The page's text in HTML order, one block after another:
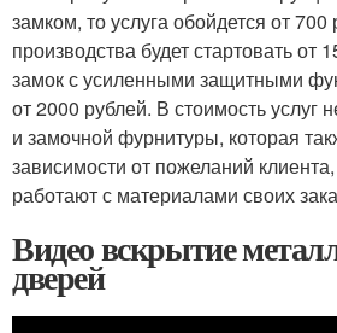
замком, то услуга обойдется от
производства будет стартовать от
замок с усиленными защитными
от 2000 рублей. В стоимость услуг
и замочной фурнитуры, которая
зависимости от пожеланий
работают с материалами своих
Видео вскрытие
дверей